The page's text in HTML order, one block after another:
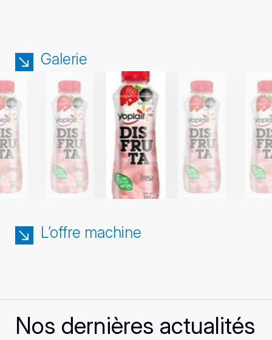
Galerie
L’offre machine
Nos dernières actualités